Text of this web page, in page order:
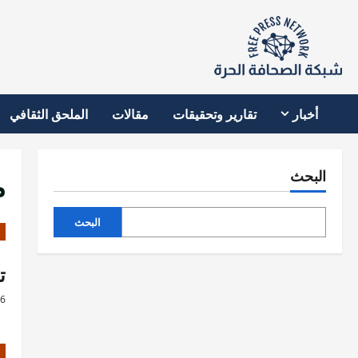
أخبار تقارير وتحقيقات مقالات الملحق الثقافي
البحث
البحث